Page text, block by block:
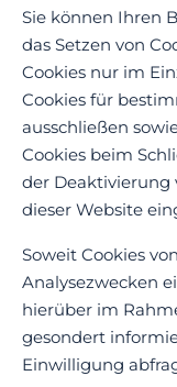
Sie können Ihren
das Setzen von
Cookies nur im
Cookies für
ausschließen
Cookies beim
der Deaktivierung
dieser Website
Soweit Cookies
Analysezwecken
hierüber im
gesondert
Einwilligung